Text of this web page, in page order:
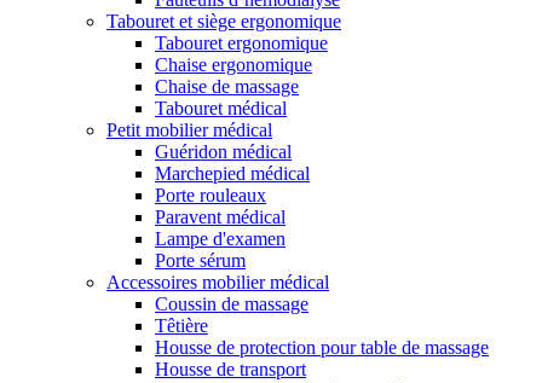
Tabouret et siège ergonomique
Tabouret ergonomique
Chaise ergonomique
Chaise de massage
Tabouret médical
Petit mobilier médical
Guéridon médical
Marchepied médical
Porte rouleaux
Paravent médical
Lampe d'examen
Porte sérum
Accessoires mobilier médical
Coussin de massage
Têtière
Housse de protection pour table de massage
Housse de transport